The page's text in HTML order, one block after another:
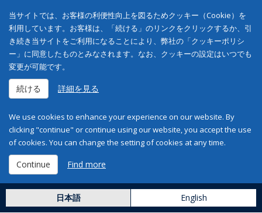
当サイトでは、お客様の利便性向上を図るためクッキー（Cookie）を
利用しています。お客様は、「続ける」のリンクをクリックするか、引
き続き当サイトをご利用になることにより、弊社の「クッキーポリシ
ー」に同意したものとみなされます。なお、クッキーの設定はいつでも
変更が可能です。
続ける 詳細を見る
We use cookies to enhance your experience on our website. By
clicking "continue" or continue using our website, you accept the use
of cookies. You can change the setting of cookies at any time.
Continue Find more
日本語 English